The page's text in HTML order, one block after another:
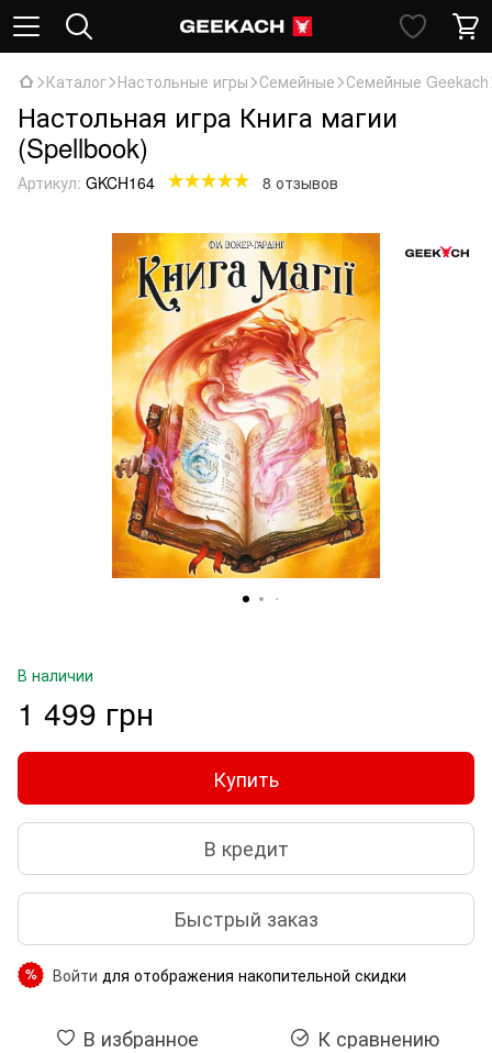
Каталог Настольные игры Семейные Семейные Geekach
Настольная игра Книга магии
(Spellbook)
Артикул: GKCH164 8 отзывов
В наличии
1 499 грн
Купить
В кредит
Быстрый заказ
% Войти для отображения накопительной скидки
В избранное К сравнению